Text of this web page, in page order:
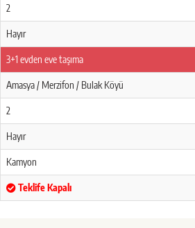
2
Hayır
3+1 evden eve taşıma
Amasya / Merzifon / Bulak Köyü
2
Hayır
Kamyon
Teklife Kapalı